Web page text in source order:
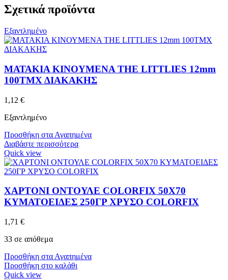
Σχετικά προϊόντα
Εξαντλημένο
ΜΑΤΑΚΙΑ ΚΙΝΟΥΜΕΝΑ THE LITTLIES 12mm
100ΤΜΧ ΔΙΑΚΑΚΗΣ
1,12 €
Εξαντλημένο
Προσθήκη στα Αγαπημένα
Διαβάστε περισσότερα
Quick view
ΧΑΡΤΟΝΙ ΟΝΤΟΥΛΕ COLORFIX 50Χ70
ΚΥΜΑΤΟΕΙΔΕΣ 250ΓΡ ΧΡΥΣΟ COLORFIX
1,71 €
33 σε απόθεμα
Προσθήκη στα Αγαπημένα
Προσθήκη στο καλάθι
Quick view